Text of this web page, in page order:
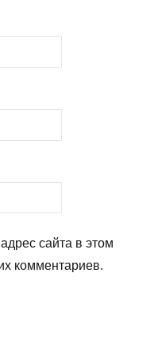
сайта в этом
комментариев.